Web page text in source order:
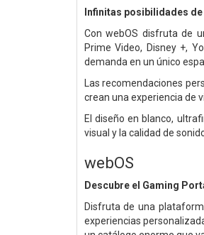
Infinitas posibilidades
Con webOS disfruta de
Prime Video, Disney +,
demanda en un único
Las recomendaciones
crean una experiencia de
El diseño en blanco,
visual y la calidad de
webOS
Descubre el Gaming
Disfruta de una
experiencias